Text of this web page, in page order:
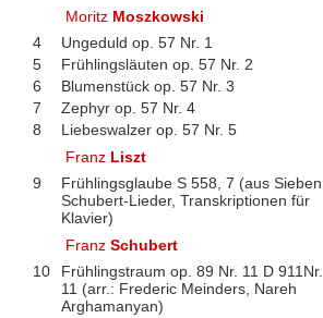
Moritz Moszkowski
4
Ungeduld op. 57 Nr. 1
5
Frühlingsläuten op. 57 Nr. 2
6
Blumenstück op. 57 Nr. 3
7
Zephyr op. 57 Nr. 4
8
Liebeswalzer op. 57 Nr. 5
Franz Liszt
9
Frühlingsglaube S 558, 7 (aus Sieben
Schubert-Lieder, Transkriptionen für
Klavier)
FranzSchubert
10
Frühlingstraum op. 89 Nr. 11 D 911Nr.
11 (arr.: Frederic Meinders, Nareh
Arghamanyan)